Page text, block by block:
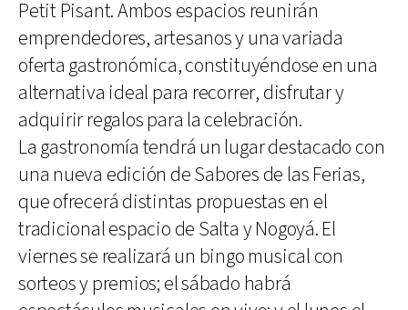
Petit Pisant. Ambos espacios reunirán
emprendedores, artesanos y una variada
oferta gastronómica, constituyéndose en una
alternativa ideal para recorrer, disfrutar y
adquirir regalos para la celebración.
La gastronomía tendrá un lugar destacado con
una nueva edición de Sabores de las Ferias,
que ofrecerá distintas propuestas en el
tradicional espacio de Salta y Nogoyá. El
viernes se realizará un bingo musical con
sorteos y premios; el sábado habrá